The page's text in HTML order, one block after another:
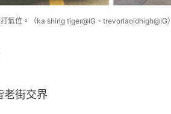
氣位。（ka shing tiger@IG、trevorlaoidhigh@IG）
老街交界